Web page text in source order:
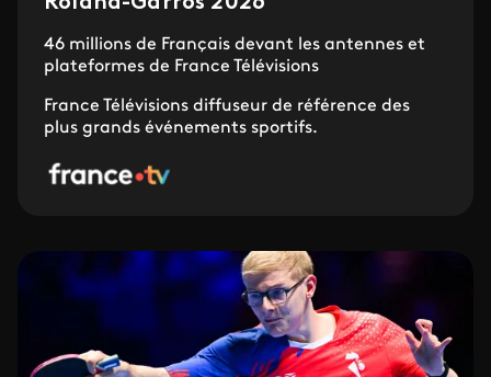
46 millions de Français devant les antennes et
plateformes de France Télévisions
France Télévisions diffuseur de référence des
plus grands événements sportifs.